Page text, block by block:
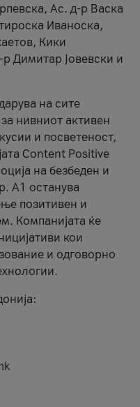
Ас. д-р Васка
Иваноска,
Кики
Димитар Јовевски и
на сите
нивниот активен
и посветеност,
Content Positive
на безбеден и
А1 останува
позитивен и
Компанијата ќе
кои
и одговорно